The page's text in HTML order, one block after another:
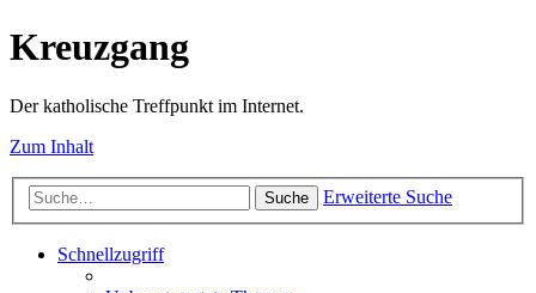
Kreuzgang
Der katholische Treffpunkt im Internet.
Zum Inhalt
Suche Erweiterte Suche
Schnellzugriff